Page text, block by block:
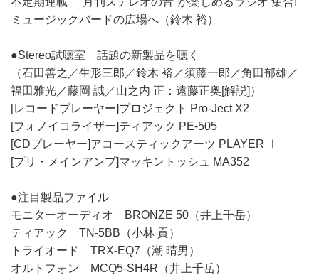
ミュージックバードの広場へ（鈴木 裕）
●Stereo試聴室 話題の新製品を聴く
（石田善之／生形三郎／鈴木 裕／須藤一郎／角田郁雄／
福田雅光／藤岡 誠／山之内 正：遠藤正奥[解説]）
[レコードプレーヤー]プロジェクト Pro-Ject X2
[フォノイコライザー]ティアック PE-505
[CDプレーヤー]アコースティックアーツ PLAYER Ⅰ
[プリ・メインアンプ]マッキントッシュ MA352
●注目製品ファイル
モニターオーディオ BRONZE 50（井上千岳）
ティアック TN-5BB（小林 貢）
トライオード TRX-EQ7（潮 晴男）
オルトフォン MCQ5-SH4R（井上千岳）